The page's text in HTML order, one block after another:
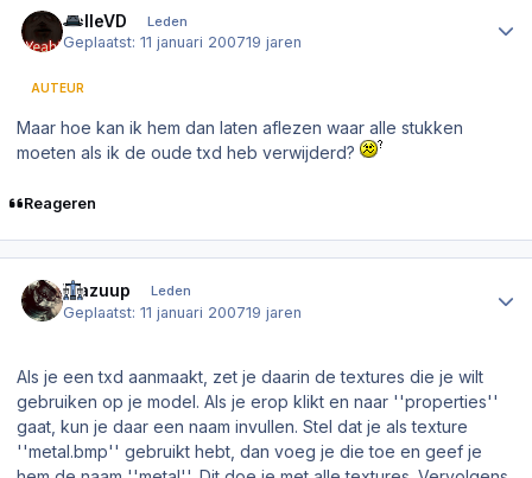
JelleVD Leden
Geplaatst:11 januari 200719 jaren
AUTEUR
Maar hoe kan ik hem dan laten aflezen waar alle stukken
moeten als ik de oude txd heb verwijderd?
Reageren
Wazuup Leden
Geplaatst:11 januari 200719 jaren
Als je een txd aanmaakt, zet je daarin de textures die je wilt
gebruiken op je model. Als je erop klikt en naar ''properties''
gaat, kun je daar een naam invullen. Stel dat je als texture
''metal.bmp'' gebruikt hebt, dan voeg je die toe en geef je